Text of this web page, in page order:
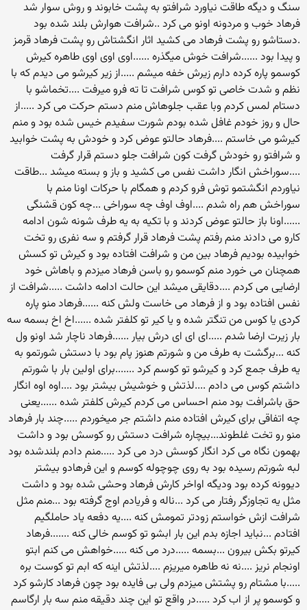
سنگ و دیگه طاقت نیاورد شرافتو به پشت خابوند و روش سوار شد
فرهاد خوب و مردونه اونو می کرد ..شرافت هوارش بلند شده بود
.دستاشو رو پشت فرهاد می کشید اثار انگشتاش رو پشت فرهاد قرمز
و پیدا بود ......شرافت خوش میگذره ......اوی اوی اوی طاهره کیرش
کوسمو پاره کرده دارم زیرش خفه میشم .....از زیر کیرشو می دیدم که با
نظم و شدت خاصی تو کوس شرافت تا ته فرو میرفت ....تخماشو با
دستام لمس کردم وبا عقب جلوهاش منم دستم حرکت می کرد .....از
حال و روز خودم غافل شده بودم شورت سفیدم خیس شده بود و منم
کیرشو می خاستم ....فرهاد حالتو عوض کرد و خودش به پشت خوابید
و شرافتو رو خودش گرفت کون شرافت جلو دستم قرار گرفت
....سوراخش انگار داشت نفس می کشید و باز و بسته میشد ...طاقت
نیاوردم انگشتمو توش فرو کردم و همگام با حرکات اونا منم با
سوراخش هم راه شدم ....اوف اوف چه سوراخی ...چه کون قشنگی
......اونا باز حالتو عوض کردند و با تکیه به یه طرف شونه شون ادامه
کارو می دادند منم رفتم پشت فرهاد قرار گرفتم و سه نفری رو تخت
خوابیده بودیم فرهاد بین من و شرافت افتاده بود و کیرش تو کسش
همچنان می خورد منم کوسمو رو باسن فرهاد میزدم و باهاش خود
ارضایی می کردم ....دقایقی میشد این حالت ادامه داشت .....شرافت از
نفس افتاده بود و از فرهاد می خاست ولش کنه ......فرهاد منو پاره
کردی یا کوس من تنگتر شده و یا کیر تو کلفتر شده ......اخ اخ بسمه سه
بار زیرت ارضا شدم .....ای ای ای درش بیار ......فرهاد ناچار شد اونو ول
کنه ...برگشت به طرف من و شورتم هنوز پام بود با دستش شورتمو به
یه طرف جمع کرد و کیرشو تو کوسم کرد .......برای اولین بار با شورتم
داشتم کوس می دادم ....لذتش و خوشیش بیشتر بود ....اوه اوه انگار
حق باشرافت بود منم احساس می کردم کیرش کلفتر شده ......یعنی
چه اتفاقی برای کیرش افتاده منم داشتم جر میخوردم .....چند بار فرهاد
منو رو تخت غلطوند...بیچاره شرافت دستش رو کوسش بود و داشت
بهمون نگاه می کرد انگار کوسش درد می کرد .....منم دادم بلندشده بود
لبه شورتم رسیده بود به روی چوچوله کوسم و این فرهادو بیشتر
دیوونه کرده بود ودیگه اواخر کارش فرهاد وحشی شده بود و داشت
مثل یه تجاوزگر رفتار می کرد ...ناله و فریادم اوج گرفته بود ...منم مثل
شرافت ازش خواستم زودتر تمومش کنه ....یه دفعه یاد حاملگیم
افتادم ...نباید اجازه بدم این بار ابشو تو کوسم خالی کنه .......فرهاد
کیرتو بکش بیرون ...بسمه .....درد می کنه .....خواهش می کنم ابتو
اونجام نریز ....نه نه طاهره میریزم ....لذتش اینه که ابم تو کوست بره
.....با مشتام رو پشتش میزدم ولی بی فایده بود چون فرهاد کارشو کرد
و کوسمو پر از اب کرد .....در واقع تو این چند دقیقه منم سه بار ارگاسم